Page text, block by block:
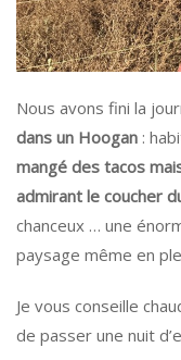
Nous avons fini la
dans un Hoogan :
mangé des tacos
admirant le coucher
chanceux … une
paysage même en
Je vous conseille
de passer une nuit